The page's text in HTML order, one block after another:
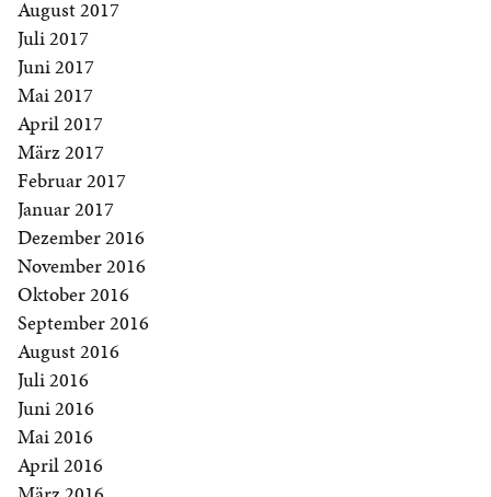
August 2017
Juli 2017
Juni 2017
Mai 2017
April 2017
März 2017
Februar 2017
Januar 2017
Dezember 2016
November 2016
Oktober 2016
September 2016
August 2016
Juli 2016
Juni 2016
Mai 2016
April 2016